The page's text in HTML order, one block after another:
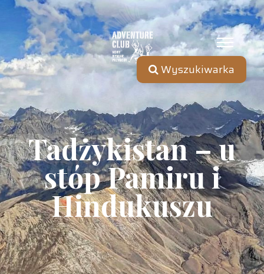
Wyszukiwarka
Tadżykistan – u
stóp Pamiru i
Hindukuszu